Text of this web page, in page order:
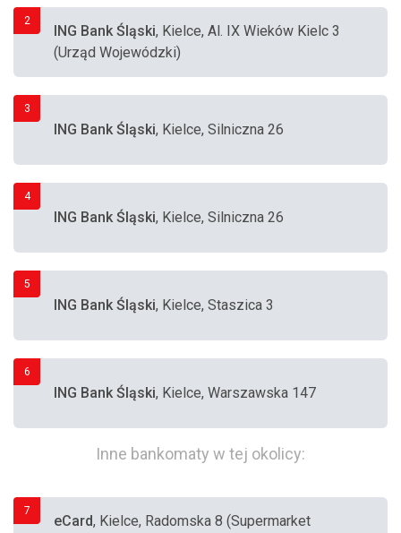
2
ING Bank Śląski, Kielce, Al. IX Wieków Kielc 3
(Urząd Wojewódzki)
3
ING Bank Śląski, Kielce, Silniczna 26
4
ING Bank Śląski, Kielce, Silniczna 26
5
ING Bank Śląski, Kielce, Staszica 3
6
ING Bank Śląski, Kielce, Warszawska 147
Inne bankomaty w tej okolicy:
7
eCard, Kielce, Radomska 8 (Supermarket